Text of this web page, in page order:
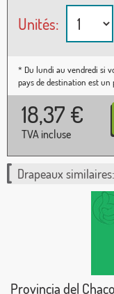
Unités:
* Du lundi au vendredi si
pays de destination est un
18,37 €
TVA incluse
Drapeaux similaires:
Provincia del Chaco